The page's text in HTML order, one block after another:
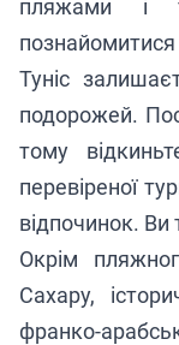
пляжами і
Туніс
подорожей.
тому
перевіреної
відпочинок.
Окрім
Сахару,
франко-